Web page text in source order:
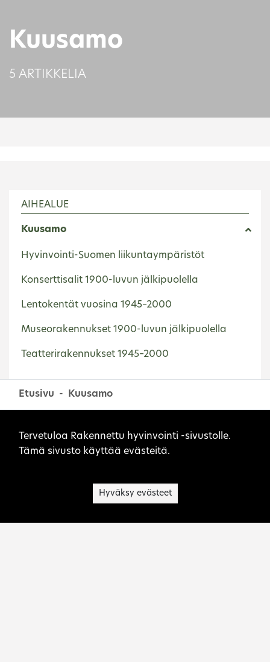
Kuusamo
5 ARTIKKELIA
AIHEALUE
Kuusamo
Hyvinvointi-Suomen liikuntaympäristöt
Konserttisalit 1900-luvun jälkipuolella
Lentokentät vuosina 1945–2000
Museorakennukset 1900-luvun jälkipuolella
Teatterirakennukset 1945–2000
Etusivu Kuusamo
Sivuston evästeet
Tervetuloa Rakennettu hyvinvointi -sivustolle.
Tämä sivusto käyttää evästeitä.
Hyväksy evästeet